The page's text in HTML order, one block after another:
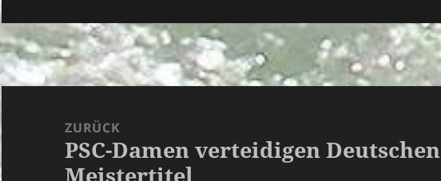
Beitragsnavigation
ZURÜCK
Vorheriger
Beitrag:
PSC-Damen verteidigen Deutschen
Meistertitel